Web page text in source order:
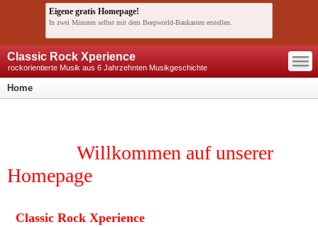
Eigene gratis Homepage!
In zwei Minuten selbst mit dem Beepworld-Baukasten erstellen.
Classic Rock Xperience
rockorientierte Musik aus 6 Jahrzehnten Musikgeschichte
—
—
—
Home
Willkommen auf unserer
Homepage
Classic Rock Xperience